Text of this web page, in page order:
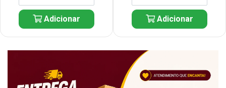
Adicionar Adicionar